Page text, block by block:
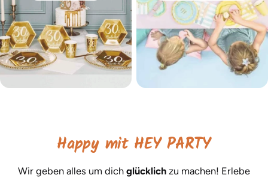
Happy mit HEY PARTY
Wir geben alles um dich glücklich zu machen! Erlebe